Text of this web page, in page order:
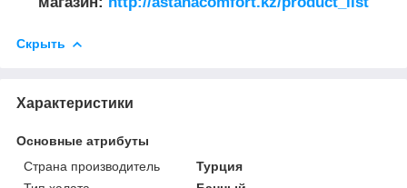
Скрыть
Характеристики
Основные атрибуты
Страна производитель
Турция